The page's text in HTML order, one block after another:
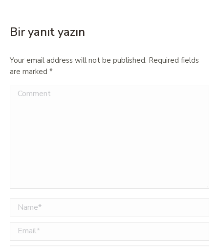
Bir yanıt yazın
Your email address will not be published. Required fields
are marked *
Comment
Name *
Email *